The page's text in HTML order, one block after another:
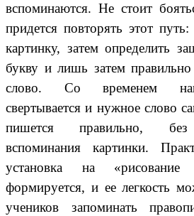
вспоминаются. Не стоит
придется повторять этот
картинку, затем определить
букву и лишь затем правильно
слово. Со временем
свертывается и нужное слово
пишется правильно, без
вспоминания картинки.
установка на «рисование
формируется, и ее легкость
учеников запоминать